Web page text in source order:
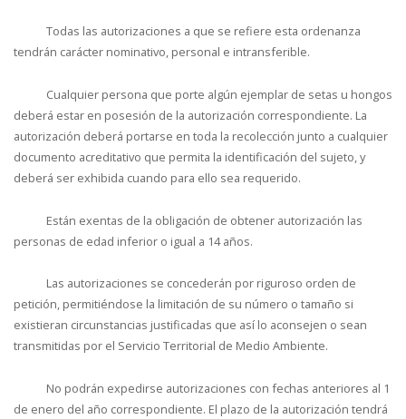
Todas las autorizaciones a que se refiere esta ordenanza
tendrán carácter nominativo, personal e intransferible.
Cualquier persona que porte algún ejemplar de setas u hongos
deberá estar en posesión de la autorización correspondiente. La
autorización deberá portarse en toda la recolección junto a cualquier
documento acreditativo que permita la identificación del sujeto, y
deberá ser exhibida cuando para ello sea requerido.
Están exentas de la obligación de obtener autorización las
personas de edad inferior o igual a 14 años.
Las autorizaciones se concederán por riguroso orden de
petición, permitiéndose la limitación de su número o tamaño si
existieran circunstancias justificadas que así lo aconsejen o sean
transmitidas por el Servicio Territorial de Medio Ambiente.
No podrán expedirse autorizaciones con fechas anteriores al 1
de enero del año correspondiente. El plazo de la autorización tendrá